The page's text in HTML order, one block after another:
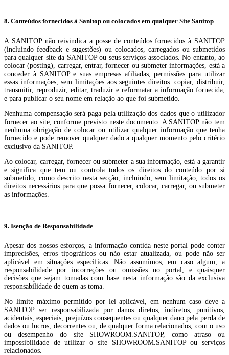
8. Conteúdos fornecidos à Sanitop ou colocados em qualquer Site Sanitop
A SANITOP não reivindica a posse de conteúdos fornecidos à SANITOP
(incluindo feedback e sugestões) ou colocados, carregados ou submetidos
para qualquer site da SANITOP ou seus serviços associados. No entanto, ao
colocar (posting), carregar, entrar, fornecer ou submeter informações, está a
conceder à SANITOP e suas empresas afiliadas, permissões para utilizar
essas informações, sem limitações aos seguintes direitos: copiar, distribuir,
transmitir, reproduzir, editar, traduzir e reformatar a informação fornecida;
e para publicar o seu nome em relação ao que foi submetido.
Nenhuma compensação será paga pela utilização dos dados que o utilizador
fornecer ao site, conforme previsto neste documento. A SANITOP não tem
nenhuma obrigação de colocar ou utilizar qualquer informação que tenha
fornecido e pode remover qualquer dado a qualquer momento pelo critério
exclusivo da SANITOP.
Ao colocar, carregar, fornecer ou submeter a sua informação, está a garantir
e significa que tem ou controla todos os direitos do conteúdo por si
submetido, como descrito nesta secção, incluindo, sem limitação, todos os
direitos necessários para que possa fornecer, colocar, carregar, ou submeter
as informações.
9. Isenção de Responsabilidade
Apesar dos nossos esforços, a informação contida neste portal pode conter
imprecisões, erros tipográficos ou não estar atualizada, ou pode não ser
aplicável em situações específicas. Não assumimos, em caso algum, a
responsabilidade por incorreções ou omissões no portal, e quaisquer
decisões que sejam tomadas com base nesta informação são da exclusiva
responsabilidade de quem as toma.
No limite máximo permitido por lei aplicável, em nenhum caso deve a
SANITOP ser responsabilizada por danos diretos, indiretos, punitivos,
acidentais, especiais, prejuízos consequentes ou qualquer dano pela perda de
dados ou lucros, decorrentes ou, de qualquer forma relacionados, com o uso
ou desempenho do site SHOWROOM.SANITOP, como atraso ou
impossibilidade de utilizar o site SHOWROOM.SANITOP ou serviços
relacionados.